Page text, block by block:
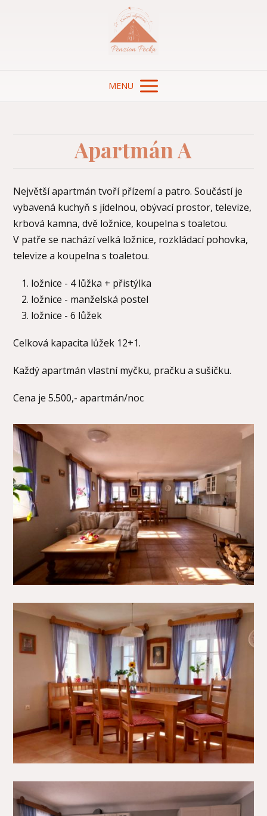
MENU
Apartmán A
Největší apartmán tvoří přízemí a patro. Součástí je
vybavená kuchyň s jídelnou, obývací prostor, televize,
krbová kamna, dvě ložnice, koupelna s toaletou.
V patře se nachází velká ložnice, rozkládací pohovka,
televize a koupelna s toaletou.
ložnice - 4 lůžka + přistýlka
ložnice - manželská postel
ložnice - 6 lůžek
Celková kapacita lůžek 12+1.
Každý apartmán vlastní myčku, pračku a sušičku.
Cena je 5.500,- apartmán/noc